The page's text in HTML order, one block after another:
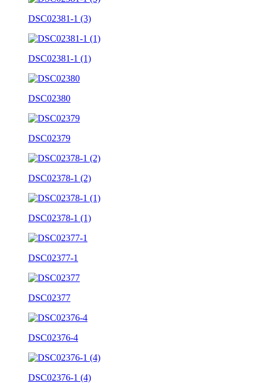
DSC02381-1 (3)
DSC02381-1 (1)
DSC02380
DSC02379
DSC02378-1 (2)
DSC02378-1 (1)
DSC02377-1
DSC02377
DSC02376-4
DSC02376-1 (4)